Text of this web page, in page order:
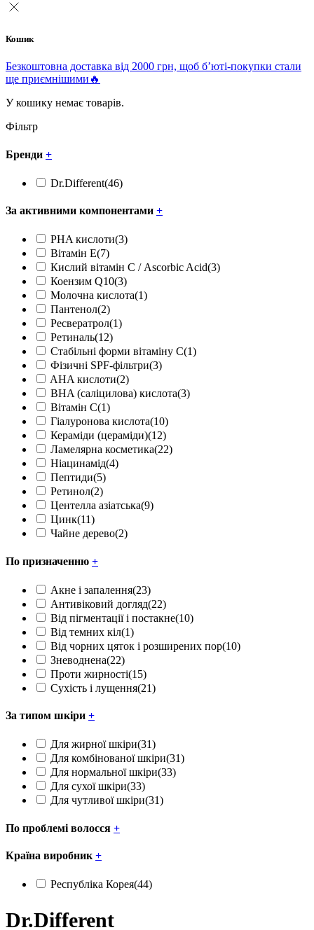
Кошик
Безкоштовна доставка від 2000 грн, щоб б’юті-покупки стали
ще приємнішими🔥
У кошику немає товарів.
Фільтр
Бренди +
Dr.Different(46)
За активними компонентами +
PHA кислоти(3)
Вітамін Е(7)
Кислий вітамін С / Ascorbic Acid(3)
Коензим Q10(3)
Молочна кислота(1)
Пантенол(2)
Ресвератрол(1)
Ретиналь(12)
Стабільні форми вітаміну С(1)
Фізичні SPF-фільтри(3)
AHA кислоти(2)
BHA (саліцилова) кислота(3)
Вітамін С(1)
Гіалуронова кислота(10)
Кераміди (цераміди)(12)
Ламелярна косметика(22)
Ніацинамід(4)
Пептиди(5)
Ретинол(2)
Центелла азіатська(9)
Цинк(11)
Чайне дерево(2)
По призначенню +
Акне і запалення(23)
Антивіковий догляд(22)
Від пігментації і постакне(10)
Від темних кіл(1)
Від чорних цяток і розширених пор(10)
Зневоднена(22)
Проти жирності(15)
Сухість і лущення(21)
За типом шкіри +
Для жирної шкіри(31)
Для комбінованої шкіри(31)
Для нормальної шкіри(33)
Для сухої шкіри(33)
Для чутливої шкіри(31)
По проблемі волосся +
Країна виробник +
Республіка Корея(44)
Dr.Different